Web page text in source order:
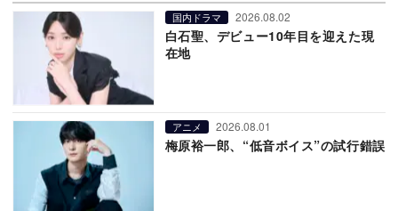
国内ドラマ 2026.08.02
白石聖、デビュー10年目を迎えた現
在地
アニメ 2026.08.01
梅原裕一郎、“低音ボイス”の試行錯誤